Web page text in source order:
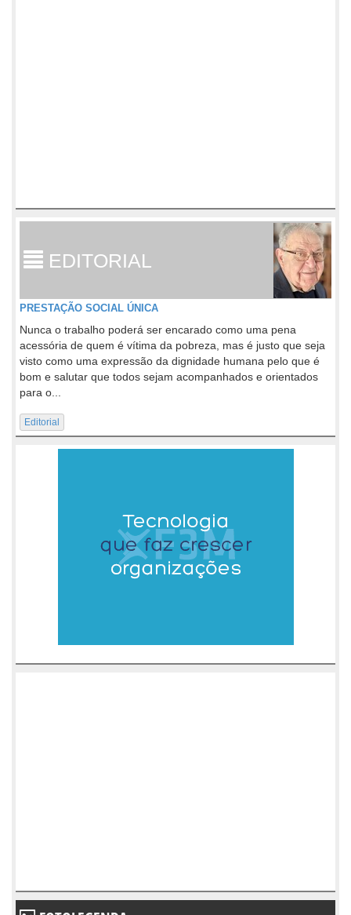
EDITORIAL
PRESTAÇÃO SOCIAL ÚNICA
Nunca o trabalho poderá ser encarado como uma pena
acessória de quem é vítima da pobreza, mas é justo que seja
visto como uma expressão da dignidade humana pelo que é
bom e salutar que todos sejam acompanhados e orientados
para o...
Editorial